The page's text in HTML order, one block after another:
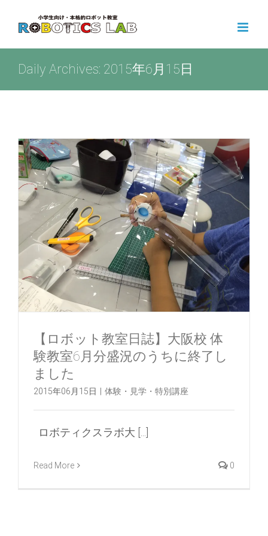
content
Daily Archives: 2015年6月15日
【ロボット教室日誌】大阪校 体
験教室6月分盛況のうちに終了し
ました
2015年06月15日 体験・見学・特別講座
ロボティクスラボ大 [...]
Read More 0